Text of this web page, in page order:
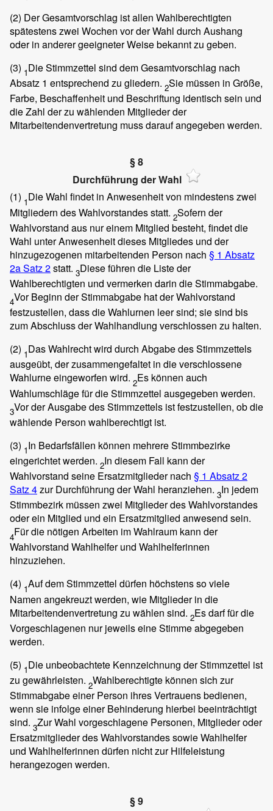
(2) Der Gesamtvorschlag ist allen Wahlberechtigten
spätestens zwei Wochen vor der Wahl durch Aushang
oder in anderer geeigneter Weise bekannt zu geben.
(3) 1Die Stimmzettel sind dem Gesamtvorschlag nach
Absatz 1 entsprechend zu gliedern. 2Sie müssen in Größe,
Farbe, Beschaffenheit und Beschriftung identisch sein und
die Zahl der zu wählenden Mitglieder der
Mitarbeitendenvertretung muss darauf angegeben werden.
§ 8
Durchführung der Wahl
(1) 1Die Wahl findet in Anwesenheit von mindestens zwei
Mitgliedern des Wahlvorstandes statt. 2Sofern der
Wahlvorstand aus nur einem Mitglied besteht, findet die
Wahl unter Anwesenheit dieses Mitgliedes und der
hinzugezogenen mitarbeitenden Person nach § 1 Absatz
2a Satz 2statt. 3Diese führen die Liste der
Wahlberechtigten und vermerken darin die Stimmabgabe.
4Vor Beginn der Stimmabgabe hat der Wahlvorstand
festzustellen, dass die Wahlurnen leer sind; sie sind bis
zum Abschluss der Wahlhandlung verschlossen zu halten.
(2) 1Das Wahlrecht wird durch Abgabe des Stimmzettels
ausgeübt, der zusammengefaltet in die verschlossene
Wahlurne eingeworfen wird. 2Es können auch
Wahlumschläge für die Stimmzettel ausgegeben werden.
3Vor der Ausgabe des Stimmzettels ist festzustellen, ob die
wählende Person wahlberechtigt ist.
(3) 1In Bedarfsfällen können mehrere Stimmbezirke
eingerichtet werden. 2In diesem Fall kann der
Wahlvorstand seine Ersatzmitglieder nach § 1 Absatz 2
Satz 4zur Durchführung der Wahl heranziehen. 3In jedem
Stimmbezirk müssen zwei Mitglieder des Wahlvorstandes
oder ein Mitglied und ein Ersatzmitglied anwesend sein.
4Für die nötigen Arbeiten im Wahlraum kann der
Wahlvorstand Wahlhelfer und Wahlhelferinnen
hinzuziehen.
(4) 1Auf dem Stimmzettel dürfen höchstens so viele
Namen angekreuzt werden, wie Mitglieder in die
Mitarbeitendenvertretung zu wählen sind. 2Es darf für die
Vorgeschlagenen nur jeweils eine Stimme abgegeben
werden.
(5) 1Die unbeobachtete Kennzeichnung der Stimmzettel ist
zu gewährleisten. 2Wahlberechtigte können sich zur
Stimmabgabe einer Person ihres Vertrauens bedienen,
wenn sie infolge einer Behinderung hierbei beeinträchtigt
sind. 3Zur Wahl vorgeschlagene Personen, Mitglieder oder
Ersatzmitglieder des Wahlvorstandes sowie Wahlhelfer
und Wahlhelferinnen dürfen nicht zur Hilfeleistung
herangezogen werden.
§ 9